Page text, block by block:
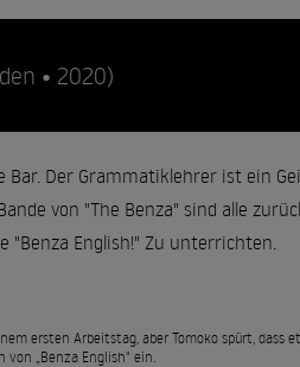
• 2020)
Bar. Der Grammatiklehrer ist ein
von "The Benza" sind alle
"Benza English!" Zu unterrichten.
ersten Arbeitstag, aber Tomoko spürt,
von „Benza English" ein.